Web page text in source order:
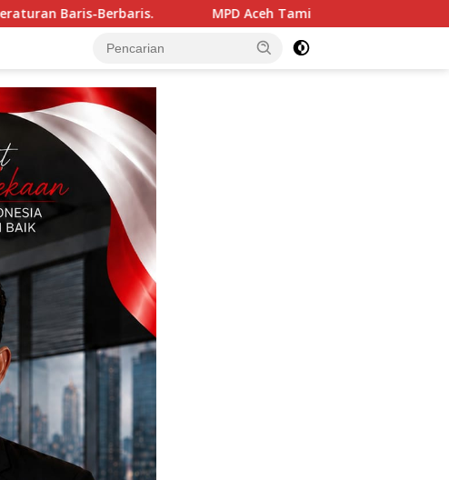
MPD Aceh Tamiang Silaturahmi dengan Kapolres, Memperkuat